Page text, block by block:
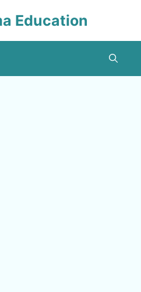
Education